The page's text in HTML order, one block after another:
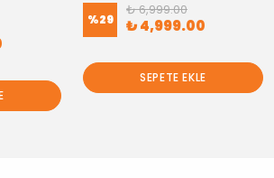
%29
₺ 6,999.00
₺ 4,999.00
SEPETE EKLE